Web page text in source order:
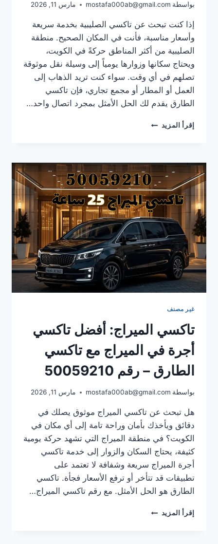
بواسطة mostafa000ab@gmail.com مارس 11, 2026
إذا كنت تبحث عن تاكسي الصليبية بخدمة سريعة
وأسعار مناسبة، فأنت في المكان الصحيح. منطقة
الصليبية من أكثر المناطق حركةً في الكويت،
ويحتاج سكانها وزوارها يومياً إلى وسيلة نقل موثوقة
تصلهم في أي وقت. سواء كنت تريد الذهاب إلى
العمل أو المطار أو مجمع تجاري، فإن تاكسي
الطارق يقدم لك الحل الأمثل بمجرد اتصال واحد…
إقرأ المزيد تاكسي
أجرة
موثوقة
على
مدار
الساعة
غير مصنف
تاكسي الميراج: أفضل تاكسي
أجرة في الميراج مع تاكسي
الطارق – رقم 50059210
بواسطة mostafa000ab@gmail.com مارس 11, 2026
هل تبحث عن تاكسي الميراج موثوق يصلك في
دقائق ويأخذك بأمان وراحة تامة إلى أي مكان في
الكويت؟ في منطقة الميراج التي تشهد حركة يومية
كثيفة، يحتاج السكان والزوار إلى خدمة تاكسي
أجرة الميراج سريعة وشفافة لا تعتمد على
تطبيقات قد تتأخر أو ترفع الأسعار فجأة. تاكسي
الطارق هو الحل الأمثل. مع رقم تاكسي الميراج…
إقرأ المزيد تاكسي